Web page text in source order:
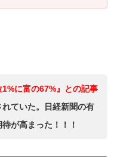
に富の67%』との記事
れていた。日経新聞の有
が高まった！！！